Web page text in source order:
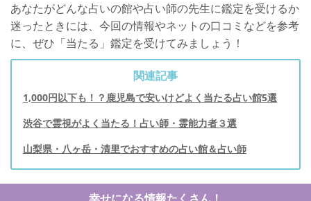
あなたがどんな占いの館や占い師の先生に鑑定を受けるか
迷ったときには、今回の情報やネットの口コミなどを参考
に、ぜひ「当たる」鑑定を受けてみましょう！
関連記事
1,000円以下も！？鹿児島で安いけどよく当たる占い館5選
渋谷で霊視がよく当たる！占い師・霊能力者３選
山梨県・八ヶ岳・清里でおすすめの占い館＆占い師